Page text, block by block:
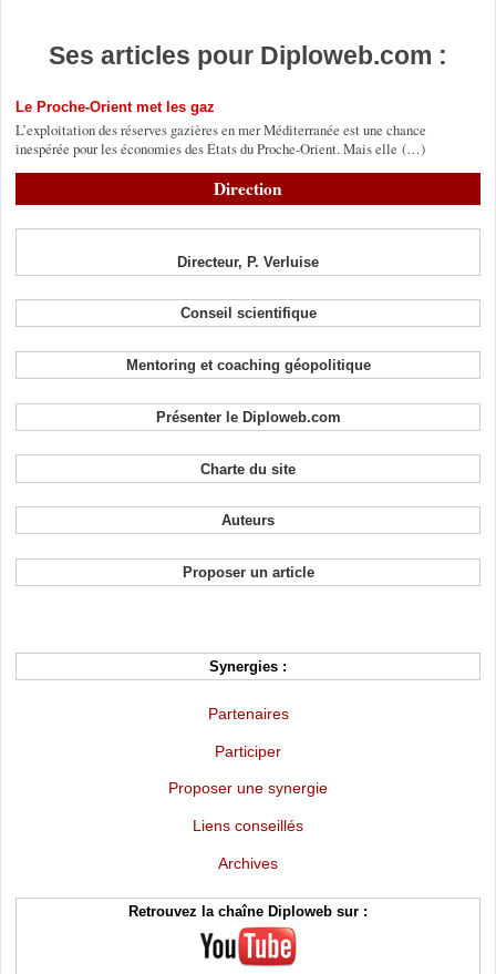
Ses articles pour Diploweb.com :
Le Proche-Orient met les gaz
L’exploitation des réserves gazières en mer Méditerranée est une chance
inespérée pour les économies des États du Proche-Orient. Mais elle (…)
Direction
Directeur, P. Verluise
Conseil scientifique
Mentoring et coaching géopolitique
Présenter le Diploweb.com
Charte du site
Auteurs
Proposer un article
Synergies :
Partenaires
Participer
Proposer une synergie
Liens conseillés
Archives
Retrouvez la chaîne Diploweb sur :